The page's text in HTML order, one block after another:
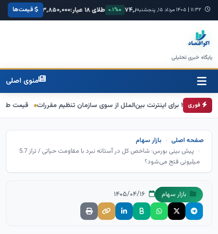
۱۱:۳۲ | ۱۴۰۵ مرداد ۱۵, پنجشنبه +۰.۳% یورو:۷۴,۸۰۰ +۰.۱% طلای ۱۸ عیار: ۳,۸۵۰,۰۰۰ +۱.۲% سکه امامی:
قیمت‌ها
پایگاه خبری تحلیلی
منوی اصلی
فوری قیمت طلا و سکه امروز 15 مرداد 1405/ فرمان بازار طلا به دست اونس جهانی
صفحه اصلی
بازار سهام
پیش بینی بورس؛ شاخص کل در آستانه نبرد با مقاومت حیاتی / تراز 5.7
میلیونی فتح می‌شود؟
بازار سهام